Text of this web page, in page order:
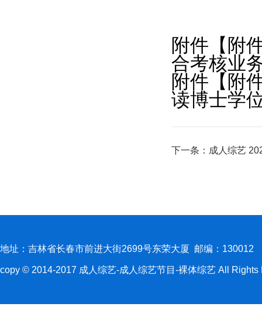
附件【附
合考核业
附件【附
读博士学
下一条： 成人综艺
地址：吉林省长春市前进大街2699号东荣大厦 邮编：130012
copy © 2014-2017 成人综艺-成人综艺节目-裸体综艺 All Rights